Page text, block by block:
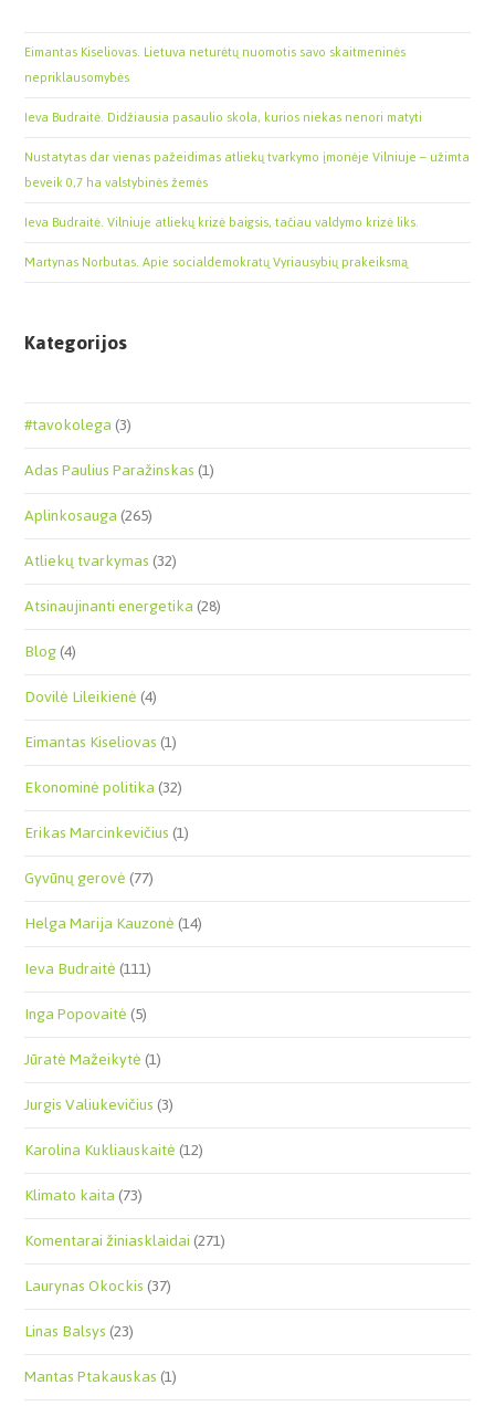
Eimantas Kiseliovas. Lietuva neturėtų nuomotis savo skaitmeninės
nepriklausomybės
Ieva Budraitė. Didžiausia pasaulio skola, kurios niekas nenori matyti
Nustatytas dar vienas pažeidimas atliekų tvarkymo įmonėje Vilniuje – užimta
beveik 0,7 ha valstybinės žemės
Ieva Budraitė. Vilniuje atliekų krizė baigsis, tačiau valdymo krizė liks.
Martynas Norbutas. Apie socialdemokratų Vyriausybių prakeiksmą
Kategorijos
#tavokolega(3)
Adas Paulius Paražinskas(1)
Aplinkosauga(265)
Atliekų tvarkymas(32)
Atsinaujinanti energetika(28)
Blog(4)
Dovilė Lileikienė(4)
Eimantas Kiseliovas(1)
Ekonominė politika(32)
Erikas Marcinkevičius(1)
Gyvūnų gerovė(77)
Helga Marija Kauzonė(14)
Ieva Budraitė(111)
Inga Popovaitė(5)
Jūratė Mažeikytė(1)
Jurgis Valiukevičius(3)
Karolina Kukliauskaitė(12)
Klimato kaita(73)
Komentarai žiniasklaidai(271)
Laurynas Okockis(37)
Linas Balsys(23)
Mantas Ptakauskas(1)